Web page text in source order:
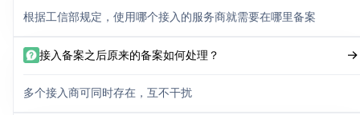
根据工信部规定，使用哪个接入的服务商就需要在哪里备案
接入备案之后原来的备案如何处理？
多个接入商可同时存在，互不干扰